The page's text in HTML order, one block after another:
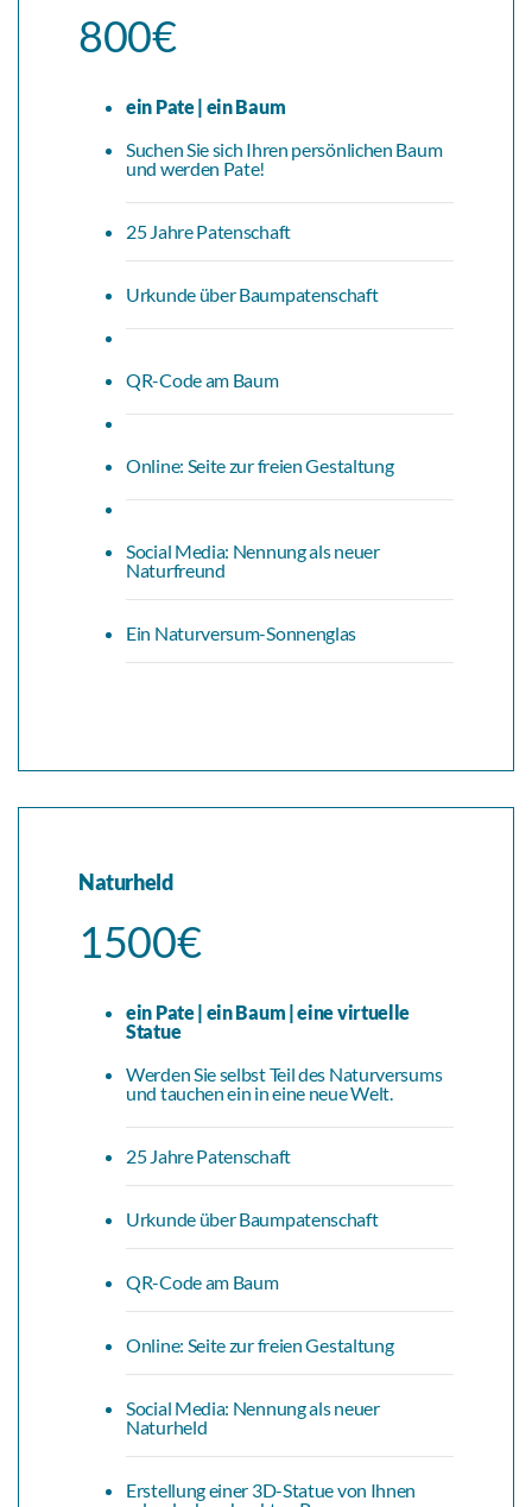
800€
ein Pate | ein Baum
Suchen Sie sich Ihren persönlichen Baum
und werden Pate!
25 Jahre Patenschaft
Urkunde über Baumpatenschaft
QR-Code am Baum
Online: Seite zur freien Gestaltung
Social Media: Nennung als neuer
Naturfreund
Ein Naturversum-Sonnenglas
Naturheld
1500€
ein Pate | ein Baum | eine virtuelle
Statue
Werden Sie selbst Teil des Naturversums
und tauchen ein in eine neue Welt.
25 Jahre Patenschaft
Urkunde über Baumpatenschaft
QR-Code am Baum
Online: Seite zur freien Gestaltung
Social Media: Nennung als neuer
Naturheld
Erstellung einer 3D-Statue von Ihnen